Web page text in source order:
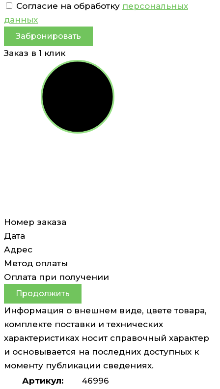
Согласие на обработку персональных
данных
Забронировать
Заказ в 1 клик
Номер заказа
Дата
Адрес
Метод оплаты
Оплата при получении
Продолжить
Информация о внешнем виде, цвете товара,
комплекте поставки и технических
характеристиках носит справочный характер
и основывается на последних доступных к
моменту публикации сведениях.
Артикул:
46996